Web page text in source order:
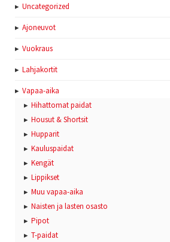
Uncategorized
Ajoneuvot
Vuokraus
Lahjakortit
Vapaa-aika
Hihattomat paidat
Housut & Shortsit
Hupparit
Kauluspaidat
Kengät
Lippikset
Muu vapaa-aika
Naisten ja lasten osasto
Pipot
T-paidat